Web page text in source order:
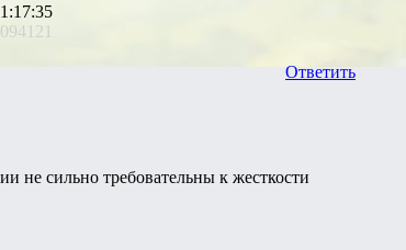
Ответить
не сильно требовательны к жесткости